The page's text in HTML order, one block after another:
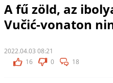
A fű zöld, az
Vučić-vonaton
2022.04.03 08:21
16
0 18